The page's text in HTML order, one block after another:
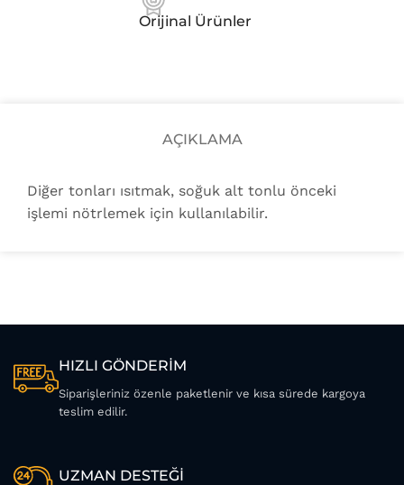
Orijinal Ürünler
AÇIKLAMA
Diğer tonları ısıtmak, soğuk alt tonlu önceki
işlemi nötrlemek için kullanılabilir.
HIZLI GÖNDERİM
Siparişleriniz özenle paketlenir ve kısa sürede kargoya
teslim edilir.
UZMAN DESTEĞİ